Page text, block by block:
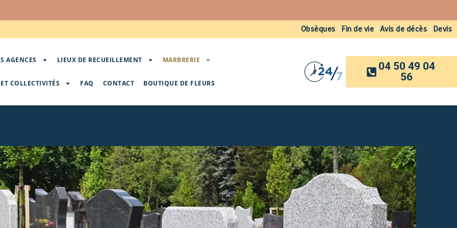
Obsèques
Fin de vie Avis de décès Devis
AGENCES LIEUX DE RECUEILLEMENT MARBRERIE
COLLECTIVITÉS FAQ CONTACT BOUTIQUE DE FLEURS
04 50 49 04
56